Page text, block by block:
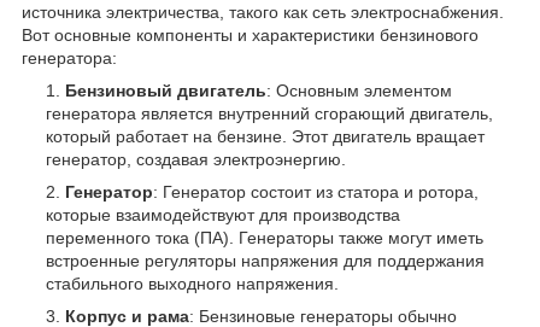
источника электричества, такого как сеть электроснабжения.
Вот основные компоненты и характеристики бензинового
генератора:
Бензиновый двигатель: Основным элементом
генератора является внутренний сгорающий двигатель,
который работает на бензине. Этот двигатель вращает
генератор, создавая электроэнергию.
Генератор: Генератор состоит из статора и ротора,
которые взаимодействуют для производства
переменного тока (ПА). Генераторы также могут иметь
встроенные регуляторы напряжения для поддержания
стабильного выходного напряжения.
Корпус и рама: Бензиновые генераторы обычно